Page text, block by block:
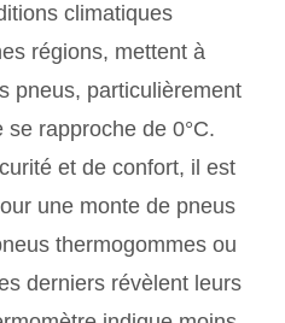
climatiques
régions, mettent à
pneus, particulièrement
se rapproche de 0°C.
et de confort, il est
une monte de pneus
thermogommes ou
derniers révèlent leurs